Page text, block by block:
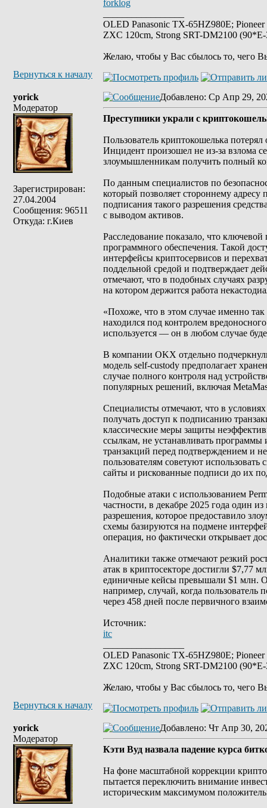
forklog
OLED Panasonic TX-65HZ980E;
ZXC 120cm, Strong SRT-DM2100
Желаю, чтобы у Вас сбылось то, чего
Вернуться к началу
yorick
Модератор
Зарегистрирован:
27.04.2004
Сообщения: 96511
Откуда: г.Киев
Добавлено: Ср Апр 29,
Преступники украли с
Пользователь криптокошелька
Инцидент произошел не из-за взлома
злоумышленникам получить полный
По данным специалистов по
который позволяет стороннему
подписания такого разрешения
с выводом активов.
Расследование показало, что
программного обеспечения. Такой
интерфейсы криптосервисов и
поддельной средой и подтверждает
отмечают, что в подобных случаях
на котором держится работа
«Похоже, что в этом случае именно
находился под контролем
используется — он в любом случае
В компании OKX отдельно
модель self-custody предполагает
случае полного контроля над
популярных решений, включая
Специалисты отмечают, что в
получать доступ к подписанию
классические меры защиты
ссылкам, не устанавливать программы
транзакций перед подтверждением и
пользователям советуют
сайты и рискованные подписи до их
Подобные атаки с использованием
частности, в декабре 2025 года один
разрешения, которое предоставило
схемы базируются на подмене
операция, но фактически открывает
Аналитики также отмечают резкий
атак в криптосекторе достигли $7,77
единичные кейсы превышали $1 млн.
например, случай, когда пользователь
через 458 дней после первичного
Источник:
itc
OLED Panasonic TX-65HZ980E;
ZXC 120cm, Strong SRT-DM2100
Желаю, чтобы у Вас сбылось то, чего
Вернуться к началу
yorick
Модератор
Добавлено: Чт Апр 30,
Кэти Вуд назвала падение курса
На фоне масштабной коррекции
пытается переключить внимание
историческим максимумом